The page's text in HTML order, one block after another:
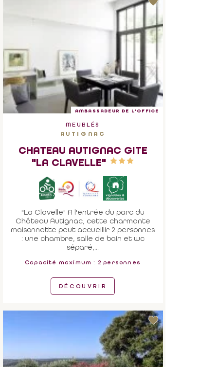
AMBASSADEUR DE L'OFFICE
MEUBLÉS
AUTIGNAC
CHATEAU AUTIGNAC GITE
"LA CLAVELLE"
"La Clavelle" A l'entrée du parc du
Château Autignac, cette charmante
maisonnette peut accueillir 2 personnes
: une chambre, salle de bain et wc
séparé,...
Capacité maximum : 2 personnes
DÉCOUVRIR